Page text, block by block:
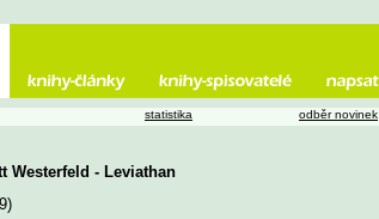
Westerfeld - Leviathan
statistika odběr novinek